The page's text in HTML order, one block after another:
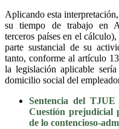
Aplicando esta
su tiempo de trabajo en
terceros países en el
parte sustancial de su
tanto, conforme al artículo
la legislación aplicable
domicilio social del
Sentencia del TJUE
Cuestión prejudicial
de lo contencioso-